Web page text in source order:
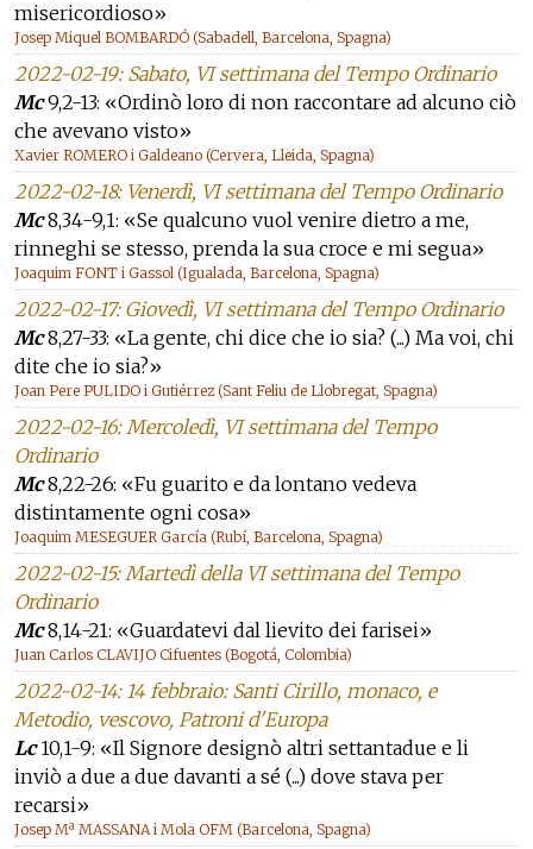
misericordioso»
Josep Miquel BOMBARDÓ (Sabadell, Barcelona, Spagna)
2022-02-19: Sabato, VI settimana del Tempo Ordinario
Mc9,2-13: «Ordinò loro di non raccontare ad alcuno ciò
che avevano visto»
Xavier ROMERO i Galdeano (Cervera, Lleida, Spagna)
2022-02-18: Venerdì, VI settimana del Tempo Ordinario
Mc8,34-9,1: «Se qualcuno vuol venire dietro a me,
rinneghi se stesso, prenda la sua croce e mi segua»
Joaquim FONT i Gassol (Igualada, Barcelona, Spagna)
2022-02-17: Giovedì, VI settimana del Tempo Ordinario
Mc8,27-33: «La gente, chi dice che io sia? (...) Ma voi, chi
dite che io sia?»
Joan Pere PULIDO i Gutiérrez (Sant Feliu de Llobregat, Spagna)
2022-02-16: Mercoledì, VI settimana del Tempo
Ordinario
Mc8,22-26: «Fu guarito e da lontano vedeva
distintamente ogni cosa»
Joaquim MESEGUER García (Rubí, Barcelona, Spagna)
2022-02-15: Martedì della VI settimana del Tempo
Ordinario
Mc8,14-21: «Guardatevi dal lievito dei farisei»
Juan Carlos CLAVIJO Cifuentes (Bogotá, Colombia)
2022-02-14: 14 febbraio: Santi Cirillo, monaco, e
Metodio, vescovo, Patroni d'Europa
Lc10,1-9: «Il Signore designò altri settantadue e li
inviò a due a due davanti a sé (...) dove stava per
recarsi»
Josep Mª MASSANA i Mola OFM (Barcelona, Spagna)